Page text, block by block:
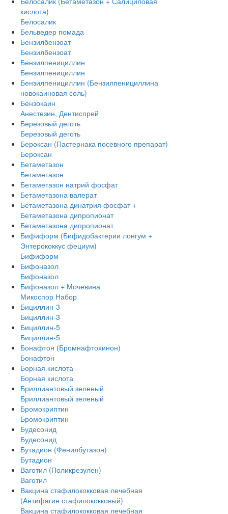
кислота)
Белосалик
Бельведер помада
Бензилбензоат
Бензилбензоат
Бензилпенициллин
Бензилпенициллин
Бензилпенициллин (Бензилпенициллина
новокаиновая соль)
Бензокаин
Анестезин, Дентиспрей
Березовый деготь
Березовый деготь
Бероксан (Пастернака посевного препарат)
Бероксан
Бетаметазон
Бетаметазон
Бетаметазон натрий фосфат
Бетаметазона валерат
Бетаметазона динатрия фосфат +
Бетаметазона дипропионат
Бетаметазона дипропионат
Бифиформ (Бифидобактерии лонгум +
Энтерококкус фециум)
Бифиформ
Бифоназол
Бифоназол
Бифоназол + Мочевина
Микоспор Набор
Бициллин-3
Бициллин-3
Бициллин-5
Бициллин-5
Бонафтон (Бромнафтохинон)
Бонафтон
Борная кислота
Борная кислота
Бриллиантовый зеленый
Бриллиантовый зеленый
Бромокриптин
Бромокриптин
Будесонид
Будесонид
Бутадион (Фенилбутазон)
Бутадион
Ваготил (Поликрезулен)
Ваготил
Вакцина стафилококковая лечебная
(Антифагин стафилококковый)
Вакцина стафилококковая лечебная